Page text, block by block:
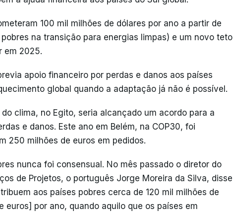
100 mil milhões de dólares por ano a partir de
na transição para energias limpas) e um novo teto
em 2025.
apoio financeiro por perdas e danos aos países
global quando a adaptação já não é possível.
clima, no Egito, seria alcançado um acordo para a
e danos. Este ano em Belém, na COP30, foi
250 milhões de euros em pedidos.
nunca foi consensual. No mês passado o diretor do
de Projetos, o português Jorge Moreira da Silva, disse
aos países pobres cerca de 120 mil milhões de
euros] por ano, quando aquilo que os países em